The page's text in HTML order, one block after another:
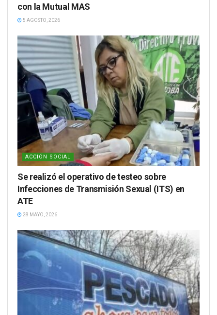
con la Mutual MAS
5 AGOSTO, 2026
ACCIÓN SOCIAL
Se realizó el operativo de testeo sobre
Infecciones de Transmisión Sexual (ITS) en
ATE
28 MAYO, 2026